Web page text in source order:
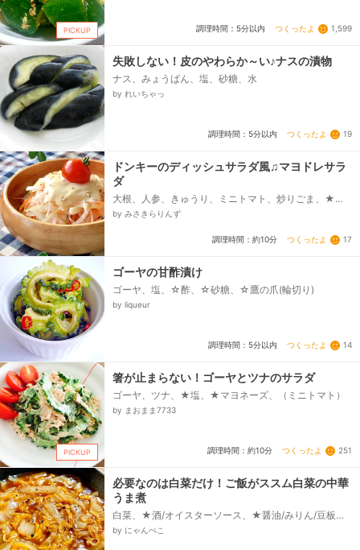
PICKUP 調理時間：5分以内 つくったよ 1,599
失敗しない！皮のやわらか～い♪ナスの漬物
ナス、みょうばん、塩、砂糖、水
by れいちゃっ
調理時間：5分以内 つくったよ 19
ドンキーのディッシュサラダ風♫マヨドレサラ
ダ
大根、人参、きゅうり、ミニトマト、炒りごま、★マ
ヨネーズ、★砂糖、★醤油、★おろしにんにく
by みさきらりんず
調理時間：約10分 つくったよ 17
ゴーヤの甘酢漬け
ゴーヤ、塩、☆酢、☆砂糖、☆鷹の爪(輪切り)
by liqueur
調理時間：5分以内 つくったよ 14
PICKUP
箸が止まらない！ゴーヤとツナのサラダ
ゴーヤ、ツナ、★塩、★マヨネーズ、（ミニトマト）
by まおまま7733
調理時間：約10分 つくったよ 251
必要なのは白菜だけ！ご飯がススム白菜の中華
うま煮
白菜、★酒/オイスターソース、★醤油/みりん/豆板
醤、★鶏がらスープの素、★生姜(チューブ)、☆片栗
by にゃんぺこ